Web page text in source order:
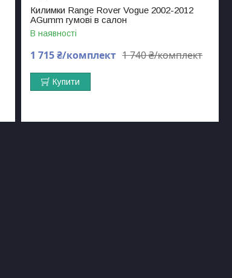
Килимки Range Rover Vogue 2002-2012
AGumm гумові в салон
В наявності
1 740 ₴/комплект
1 715 ₴/комплект
Купити